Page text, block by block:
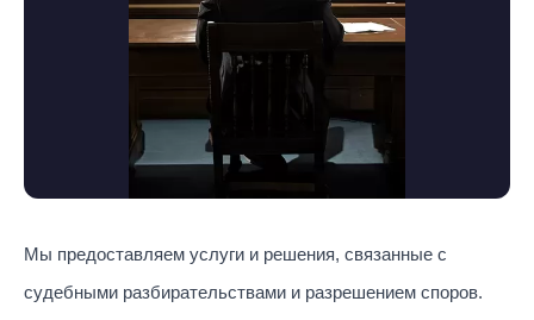
Мы предоставляем услуги и решения, связанные с
судебными разбирательствами и разрешением споров.